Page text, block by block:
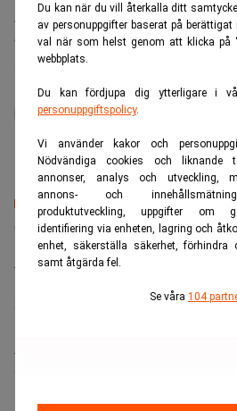
Du kan när du vill återkalla ditt
av personuppgifter baserat på
val när som helst genom att klicka på
webbplats.
Du kan fördjupa dig ytterligare i
personuppgiftspolicy.
Vi använder kakor och
Nödvändiga cookies och liknande
annonser, analys och utveckling,
annons- och
produktutveckling, uppgifter om
identifiering via enheten, lagring och
enhet, säkerställa säkerhet, förhindra
samt åtgärda fel.
Se våra 104
Läs mer från Realtid - vårt
är kostnadsfritt:
administrator
Senaste lediga jobben
Bolagsjurist till Eltel AB
Sista ansökningsdag: 21/08/2026
Sista ansökningsdag: